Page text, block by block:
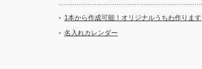
1本から作成可能！オリジナルうちわ作ります
名入れカレンダー